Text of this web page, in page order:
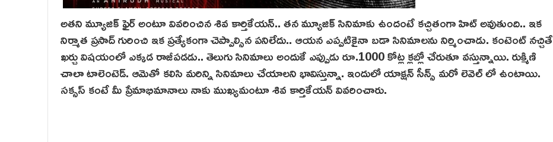
అతని మ్యూజిక్ ఫైర్ అంటూ వివరించిన శివ కార్తికేయన్.. త‌న మ్యూజిక్ సినిమాకు ఉందంటే కచ్చితంగా హిట్ అవుతుంది.. ఇక
నిర్మాత ప్రసాద్ గురించి ఇక ప్రత్యేకంగా చెప్పాల్సిన పనిలేదు.. ఆయన ఎప్పటికైనా బడా సినిమాలను నిర్మించాడు. కంటెంట్ నచ్చితే
ఖర్చు విషయంలో ఎక్కడ రాజీపడడు.. తెలుగు సినిమాలు అందుకే ఎప్పుడు రూ.1000 కోట్ల క్లబ్లో చేరుతూ వస్తున్నాయి. రుక్మిణి
చాలా టాలెంటెడ్. ఆమెతో కలిసి మరిన్ని సినిమాలు చేయాలని భావిస్తున్నా. ఇందులో యాక్షన్ సీన్స్ మరో లెవెల్ లో ఉంటాయి.
సక్సస్ కంటే మీ ప్రేమాభిమానాలు నాకు ముఖ్యమంటూ శివ కార్తికేయన్ వివరించారు.